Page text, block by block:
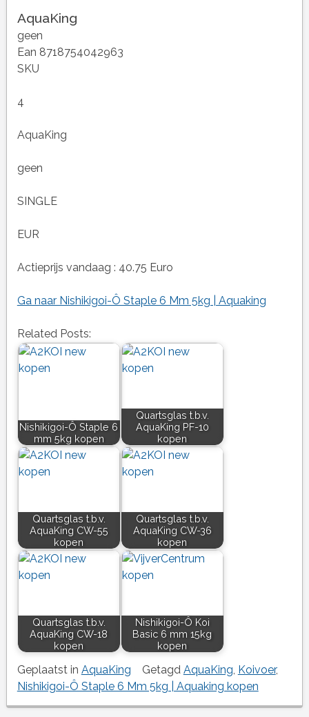
AquaKing
geen
Ean 8718754042963
SKU
4
AquaKing
geen
SINGLE
EUR
Actieprijs vandaag : 40.75 Euro
Ga naar Nishikigoi-Ô Staple 6 Mm 5kg | Aquaking
Related Posts:
Nishikigoi-Ô Staple 6
mm 5kg kopen
Quartsglas t.b.v.
AquaKing PF-10
kopen
Quartsglas t.b.v.
AquaKing CW-55
kopen
Quartsglas t.b.v.
AquaKing CW-36
kopen
Quartsglas t.b.v.
AquaKing CW-18
kopen
Nishikigoi-Ô Koi
Basic 6 mm 15kg
kopen
Geplaatst in AquaKing Getagd AquaKing Koivoer,
Nishikigoi-Ô Staple 6 Mm 5kg | Aquaking kopen